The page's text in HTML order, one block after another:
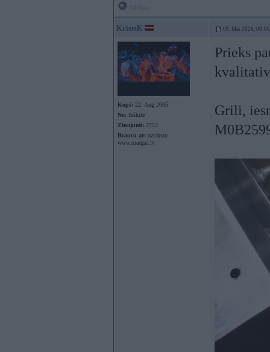
KristsK 09. Mar 2026, 00:06
Kopš: 22. Aug 2005
No: Ikšķile
Ziņojumi: 2753
Braucu ar: uzrakstu
www.margas.lv
Prieks
Grili,